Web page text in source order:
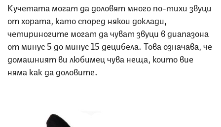
Кучетата могат да доловят много по-тихи звуци
от хората, като според някои доклади,
четириногите могат да чуват звуци в диапазона
от минус 5 до минус 15 децибела. Това означава, че
домашният ви любимец чува неща, които вие
няма как да доловите.